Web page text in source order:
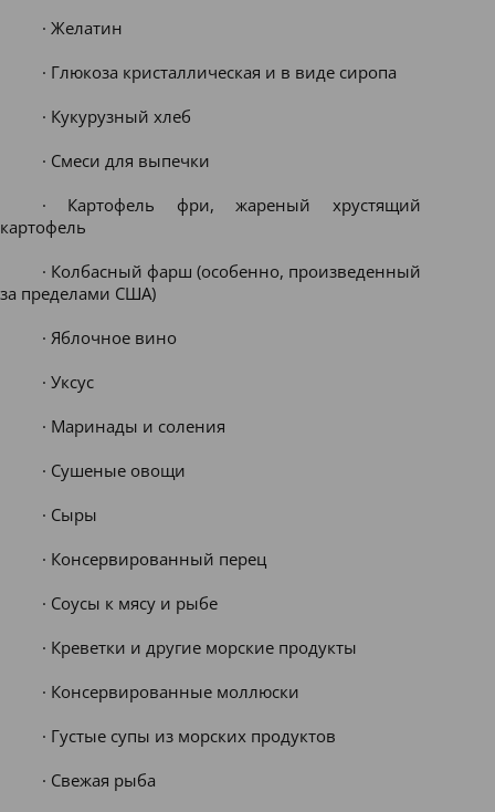
· Желатин
· Глюкоза кристаллическая и в виде сиропа
· Кукурузный хлеб
· Смеси для выпечки
· Картофель фри, жареный хрустящий
картофель
· Колбасный фарш (особенно, произведенный
за пределами США)
· Яблочное вино
· Уксус
· Маринады и соления
· Сушеные овощи
· Сыры
· Консервированный перец
· Соусы к мясу и рыбе
· Креветки и другие морские продукты
· Консервированные моллюски
· Густые супы из морских продуктов
· Свежая рыба